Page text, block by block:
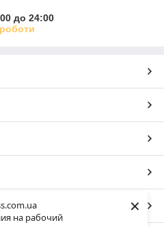
на рабочий
×
до 24:00